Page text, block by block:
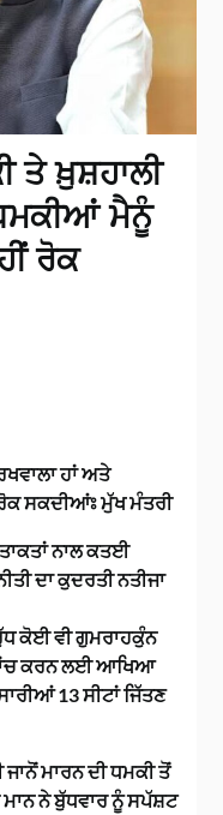
ਤੇ ਖ਼ੁਸ਼ਹਾਲੀ
ਮੈਨੂੰ
ਰੋਕ
ਹਾਂ ਅਤੇ
ਸਕਦੀਆਂਃ ਮੁੱਖ ਮੰਤਰੀ
ਨਾਲ ਕਤਈ
ਦਾ ਕੁਦਰਤੀ ਨਤੀਜਾ
ਕੋਈ ਵੀ ਗੁਮਰਾਹਕੁੰਨ
ਕਰਨ ਲਈ ਆਖਿਆ
13 ਸੀਟਾਂ ਜਿੱਤਣ
ਜਾਨੋਂ ਮਾਰਨ ਦੀ ਧਮਕੀ ਤੋਂ
ਨੇ ਬੁੱਧਵਾਰ ਨੂੰ ਸਪੱਸ਼ਟ